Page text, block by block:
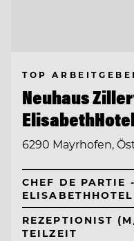
TOP
Neuhaus
6290 Mayrhofen,
CHEF DE PARTIE - SAUCIER IM
ELISABETHHOTEL
REZEPTIONIST
TEILZEIT